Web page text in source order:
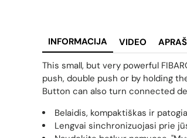
INFORMACIJA VIDEO
This small, but very powerful
push, double push or by holding
Button can also turn connected
Belaidis, kompaktiškas ir
Lengvai sinchronizuojasi prie